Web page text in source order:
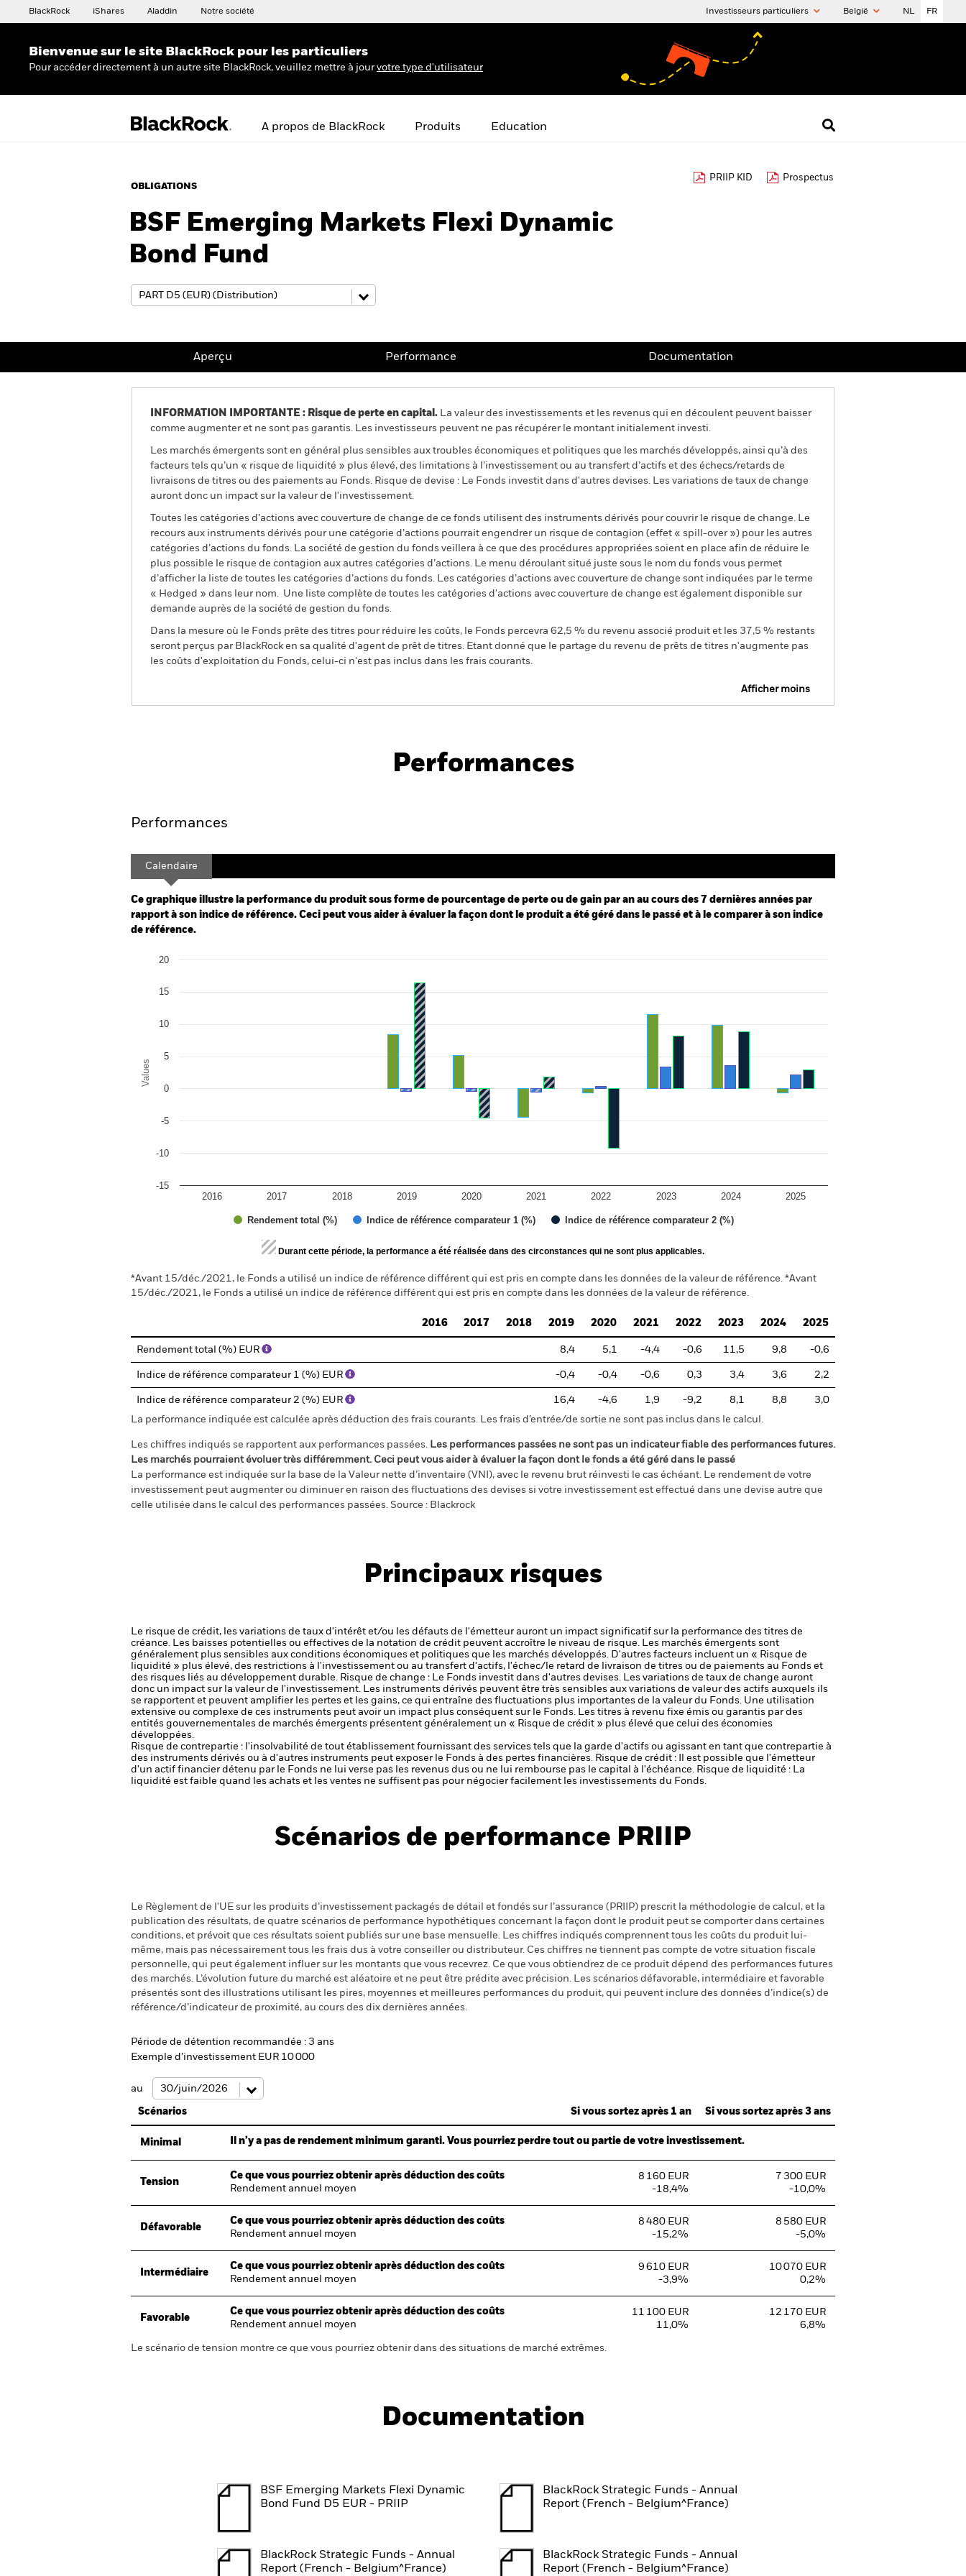
BlackRock iShares Aladdin Notre société Investisseurs particuliers België NL FR
Bienvenue sur le site BlackRock pour les particuliers
Pour accéder directement à un autre site BlackRock, veuillez mettre à jour votre type d'utilisateur
A propos de BlackRock Produits Education
OBLIGATIONS
PRIIP KID Prospectus
BSF Emerging Markets Flexi Dynamic
Bond Fund
Aperçu Performance Documentation
INFORMATION IMPORTANTE : Risque de perte en capital. La valeur des investissements et les revenus qui en découlent peuvent baisser
comme augmenter et ne sont pas garantis. Les investisseurs peuvent ne pas récupérer le montant initialement investi.
Les marchés émergents sont en général plus sensibles aux troubles économiques et politiques que les marchés développés, ainsi qu’à des
facteurs tels qu’un « risque de liquidité » plus élevé, des limitations à l’investissement ou au transfert d’actifs et des échecs/retards de
livraisons de titres ou des paiements au Fonds. Risque de devise : Le Fonds investit dans d'autres devises. Les variations de taux de change
auront donc un impact sur la valeur de l'investissement.
Toutes les catégories d’actions avec couverture de change de ce fonds utilisent des instruments dérivés pour couvrir le risque de change. Le
recours aux instruments dérivés pour une catégorie d’actions pourrait engendrer un risque de contagion (effet « spill-over ») pour les autres
catégories d’actions du fonds. La société de gestion du fonds veillera à ce que des procédures appropriées soient en place afin de réduire le
plus possible le risque de contagion aux autres catégories d’actions. Le menu déroulant situé juste sous le nom du fonds vous permet
d’afficher la liste de toutes les catégories d’actions du fonds. Les catégories d’actions avec couverture de change sont indiquées par le terme
« Hedged » dans leur nom. Une liste complète de toutes les catégories d'actions avec couverture de change est également disponible sur
demande auprès de la société de gestion du fonds.
Dans la mesure où le Fonds prête des titres pour réduire les coûts, le Fonds percevra 62,5 % du revenu associé produit et les 37,5 % restants
seront perçus par BlackRock en sa qualité d'agent de prêt de titres. Etant donné que le partage du revenu de prêts de titres n'augmente pas
les coûts d'exploitation du Fonds, celui-ci n'est pas inclus dans les frais courants.
Afficher moins
Performance
Performances
Performances
Calendaire
Ce graphique illustre la performance du produit sous forme de pourcentage de perte ou de gain par an au cours des 7 dernières années par
rapport à son indice de référence. Ceci peut vous aider à évaluer la façon dont le produit a été géré dans le passé et à le comparer à son indice
de référence.
Bar chart with 3 data series.
The chart has 1 Y axis displaying Values. Range: -15 to 20.
Values
Rendement total (%) Indice de référence comparateur 1 (%) Indice de référence comparateur 2 (%)
2016 2017 2018 2019 2020 2021 2022 2023 2024 2025
-15
-10
-5
0
5
10
15
20
Durant cette période, la performance a été réalisée dans des circonstances qui ne sont plus applicables.
*Avant 15/déc./2021, le Fonds a utilisé un indice de référence différent qui est pris en compte dans les données de la valeur de référence. *Avant
15/déc./2021, le Fonds a utilisé un indice de référence différent qui est pris en compte dans les données de la valeur de référence.
2016 2017 2018 2019 2020 2021 2022 2023 2024 2025
Rendement total (%) EUR 8,4 5,1 -4,4 -0,6 11,5 9,8 -0,6
Indice de référence comparateur 1 (%) EUR -0,4 -0,4 -0,6 0,3 3,4 3,6 2,2
Indice de référence comparateur 2 (%) EUR 16,4 -4,6 1,9 -9,2 8,1 8,8
3,0
La performance indiquée est calculée après déduction des frais courants. Les frais d’entrée/de sortie ne sont pas inclus dans le calcul.
Les chiffres indiqués se rapportent aux performances passées. Les performances passées ne sont pas un indicateur fiable des performances futures.
Les marchés pourraient évoluer très différemment. Ceci peut vous aider à évaluer la façon dont le fonds a été géré dans le passé
La performance est indiquée sur la base de la Valeur nette d’inventaire (VNI), avec le revenu brut réinvesti le cas échéant. Le rendement de votre
investissement peut augmenter ou diminuer en raison des fluctuations des devises si votre investissement est effectué dans une devise autre que
celle utilisée dans le calcul des performances passées. Source : Blackrock
Principaux risques
Le risque de crédit, les variations de taux d'intérêt et/ou les défauts de l'émetteur auront un impact significatif sur la performance des titres de
créance. Les baisses potentielles ou effectives de la notation de crédit peuvent accroître le niveau de risque. Les marchés émergents sont
généralement plus sensibles aux conditions économiques et politiques que les marchés développés. D'autres facteurs incluent un « Risque de
liquidité » plus élevé, des restrictions à l'investissement ou au transfert d'actifs, l'échec/le retard de livraison de titres ou de paiements au Fonds et
des risques liés au développement durable. Risque de change : Le Fonds investit dans d'autres devises. Les variations de taux de change auront
donc un impact sur la valeur de l'investissement. Les instruments dérivés peuvent être très sensibles aux variations de valeur des actifs auxquels ils
se rapportent et peuvent amplifier les pertes et les gains, ce qui entraîne des fluctuations plus importantes de la valeur du Fonds. Une utilisation
extensive ou complexe de ces instruments peut avoir un impact plus conséquent sur le Fonds. Les titres à revenu fixe émis ou garantis par des
entités gouvernementales de marchés émergents présentent généralement un « Risque de crédit » plus élevé que celui des économies
développées.
Risque de contrepartie : l'insolvabilité de tout établissement fournissant des services tels que la garde d'actifs ou agissant en tant que contrepartie à
des instruments dérivés ou à d'autres instruments peut exposer le Fonds à des pertes financières. Risque de crédit : Il est possible que l'émetteur
d'un actif financier détenu par le Fonds ne lui verse pas les revenus dus ou ne lui rembourse pas le capital à l'échéance. Risque de liquidité : La
liquidité est faible quand les achats et les ventes ne suffisent pas pour négocier facilement les investissements du Fonds.
Scénarios de performance PRIIP
Le Règlement de l'UE sur les produits d’investissement packagés de détail et fondés sur l’assurance (PRIIP) prescrit la méthodologie de calcul, et la
publication des résultats, de quatre scénarios de performance hypothétiques concernant la façon dont le produit peut se comporter dans certaines
conditions, et prévoit que ces résultats soient publiés sur une base mensuelle. Les chiffres indiqués comprennent tous les coûts du produit lui-
même, mais pas nécessairement tous les frais dus à votre conseiller ou distributeur. Ces chiffres ne tiennent pas compte de votre situation fiscale
personnelle, qui peut également influer sur les montants que vous recevrez. Ce que vous obtiendrez de ce produit dépend des performances futures
des marchés. L’évolution future du marché est aléatoire et ne peut être prédite avec précision. Les scénarios défavorable, intermédiaire et favorable
présentés sont des illustrations utilisant les pires, moyennes et meilleures performances du produit, qui peuvent inclure des données d’indice(s) de
référence/d’indicateur de proximité, au cours des dix dernières années.
Période de détention recommandée : 3 ans
Exemple d’investissement EUR 10 000
au
Scénarios Si vous sortez après 1 an Si vous sortez après 3 ans
Minimal Il n’y a pas de rendement minimum garanti. Vous pourriez perdre tout ou partie de votre investissement.
Tension
Ce que vous pourriez obtenir après déduction des coûts
Rendement annuel moyen
8 160 EUR
-18,4%
7 300 EUR
-10,0%
Défavorable
Ce que vous pourriez obtenir après déduction des coûts
Rendement annuel moyen
8 480 EUR
-15,2%
8 580 EUR
-5,0%
Intermédiaire
Ce que vous pourriez obtenir après déduction des coûts
Rendement annuel moyen
9 610 EUR
-3,9%
10 070 EUR
0,2%
Favorable
Ce que vous pourriez obtenir après déduction des coûts
Rendement annuel moyen
11 100 EUR
11,0%
12 170 EUR
6,8%
Le scénario de tension montre ce que vous pourriez obtenir dans des situations de marché extrêmes.
Documentation
BSF Emerging Markets Flexi Dynamic
Bond Fund D5 EUR - PRIIP
BlackRock Strategic Funds - Annual
Report (French - Belgium^France)
BlackRock Strategic Funds - Annual
Report (French - Belgium^France)
BlackRock Strategic Funds - Annual
Report (French - Belgium^France)